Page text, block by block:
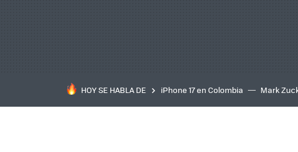
HOY SE HABLA DE iPhone 17 en Colombia Mark
inteligente
IA TCL C8K